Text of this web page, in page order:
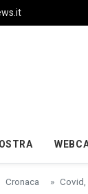
Cronaca